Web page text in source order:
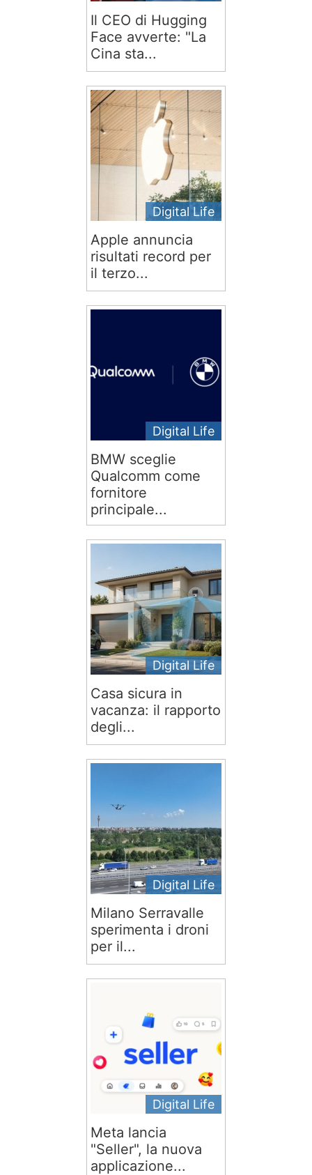
Il CEO di Hugging
Face avverte: "La
Cina sta...
Digital Life
Apple annuncia
risultati record per
il terzo...
Digital Life
BMW sceglie
Qualcomm come
fornitore
principale...
Digital Life
Casa sicura in
vacanza: il rapporto
degli...
Digital Life
Milano Serravalle
sperimenta i droni
per il...
Digital Life
Meta lancia
"Seller", la nuova
applicazione...